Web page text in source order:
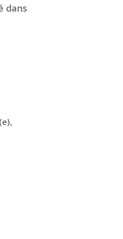
dans